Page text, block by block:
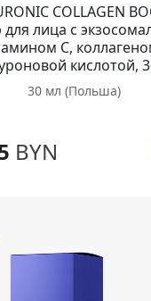
COLLAGEN
для лица с
C,
кислотой,
30 мл (Польша)
BYN